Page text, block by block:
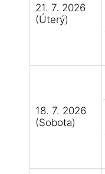
21. 7. 2026
(Úterý)
18. 7. 2026
(Sobota)